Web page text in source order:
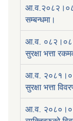
सम्बन्धमा।
आ.व. ०८२।०८३
सुरक्षा भत्ता
आ.व.
सुरक्षा भत्ता
आ.व.